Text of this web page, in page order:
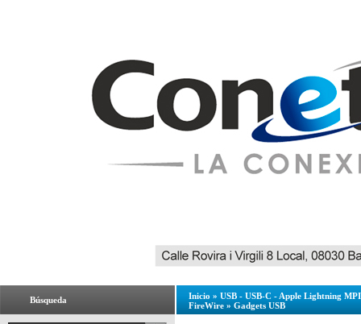
Búsqueda Inicio » USB - USB-C - Apple Lightning
FireWire » Gadgets USB